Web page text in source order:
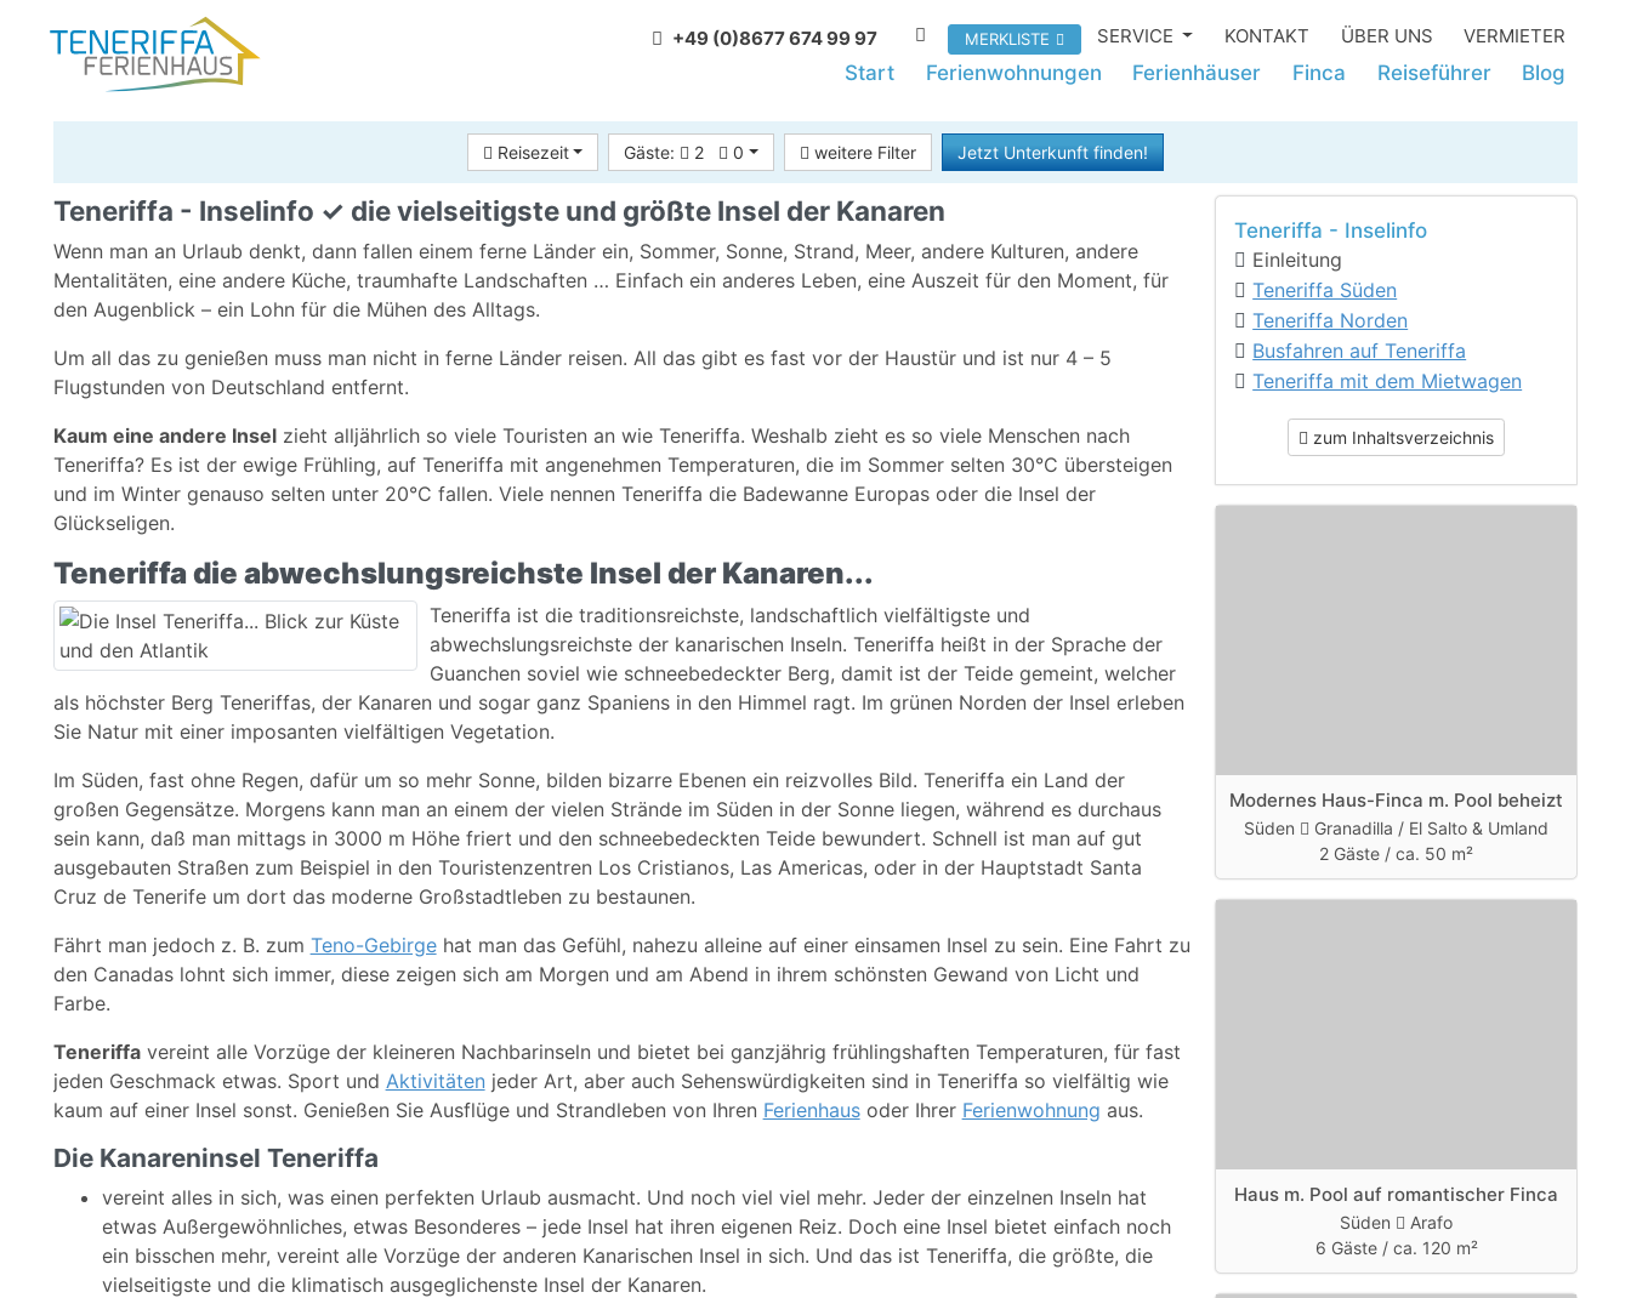
Start Ferienwohnungen Ferienhäuser Finca Reiseführer Blog
+49 (0)8677 674 99 97 MERKLISTE SERVICE KONTAKT ÜBER UNS VERMIETER
Reisezeit Gäste: 2 0 weitere Filter Jetzt Unterkunft finden!
Teneriffa - Inselinfo ✓ die vielseitigste und größte Insel der Kanaren
Wenn man an Urlaub denkt, dann fallen einem ferne Länder ein, Sommer, Sonne, Strand, Meer, andere Kulturen, andere
Mentalitäten, eine andere Küche, traumhafte Landschaften … Einfach ein anderes Leben, eine Auszeit für den Moment, für
den Augenblick – ein Lohn für die Mühen des Alltags.
Um all das zu genießen muss man nicht in ferne Länder reisen. All das gibt es fast vor der Haustür und ist nur 4 – 5
Flugstunden von Deutschland entfernt.
Kaum eine andere Inselzieht alljährlich so viele Touristen an wie Teneriffa. Weshalb zieht es so viele Menschen nach
Teneriffa? Es ist der ewige Frühling, auf Teneriffa mit angenehmen Temperaturen, die im Sommer selten 30°C übersteigen
und im Winter genauso selten unter 20°C fallen. Viele nennen Teneriffa die Badewanne Europas oder die Insel der
Glückseligen.
Teneriffa die abwechslungsreichste Insel der Kanaren...
Teneriffa ist die traditionsreichste, landschaftlich vielfältigste und
abwechslungsreichste der kanarischen Inseln. Teneriffa heißt in der Sprache der
Guanchen soviel wie schneebedeckter Berg, damit ist der Teide gemeint, welcher
als höchster Berg Teneriffas, der Kanaren und sogar ganz Spaniens in den Himmel ragt. Im grünen Norden der Insel erleben
Sie Natur mit einer imposanten vielfältigen Vegetation.
Im Süden, fast ohne Regen, dafür um so mehr Sonne, bilden bizarre Ebenen ein reizvolles Bild. Teneriffa ein Land der
großen Gegensätze. Morgens kann man an einem der vielen Strände im Süden in der Sonne liegen, während es durchaus
sein kann, daß man mittags in 3000 m Höhe friert und den schneebedeckten Teide bewundert. Schnell ist man auf gut
ausgebauten Straßen zum Beispiel in den Touristenzentren Los Cristianos, Las Americas, oder in der Hauptstadt Santa
Cruz de Tenerife um dort das moderne Großstadtleben zu bestaunen.
Fährt man jedoch z. B. zum Teno-Gebirgehat man das Gefühl, nahezu alleine auf einer einsamen Insel zu sein. Eine Fahrt zu
den Canadas lohnt sich immer, diese zeigen sich am Morgen und am Abend in ihrem schönsten Gewand von Licht und
Farbe.
Teneriffavereint alle Vorzüge der kleineren Nachbarinseln und bietet bei ganzjährig frühlingshaften Temperaturen, für fast
jeden Geschmack etwas. Sport und Aktivitäten jeder Art, aber auch Sehenswürdigkeiten sind in Teneriffa so vielfältig wie
kaum auf einer Insel sonst. Genießen Sie Ausflüge und Strandleben von Ihren Ferienhausoder Ihrer Ferienwohnung aus.
Die Kanareninsel Teneriffa
vereint alles in sich, was einen perfekten Urlaub ausmacht. Und noch viel viel mehr. Jeder der einzelnen Inseln hat
etwas Außergewöhnliches, etwas Besonderes – jede Insel hat ihren eigenen Reiz. Doch eine Insel bietet einfach noch
ein bisschen mehr, vereint alle Vorzüge der anderen Kanarischen Insel in sich. Und das ist Teneriffa, die größte, die
vielseitigste und die klimatisch ausgeglichenste Insel der Kanaren.
Teneriffa - Inselinfo
Einleitung
Teneriffa Süden
Teneriffa Norden
Busfahren auf Teneriffa
Teneriffa mit dem Mietwagen
zum Inhaltsverzeichnis
Modernes Haus-Finca m. Pool beheizt
Süden
Granadilla / El Salto & Umland
2 Gäste /ca. 50 m²
Haus m. Pool auf romantischer Finca
Süden
Arafo
6 Gäste / ca. 120 m²